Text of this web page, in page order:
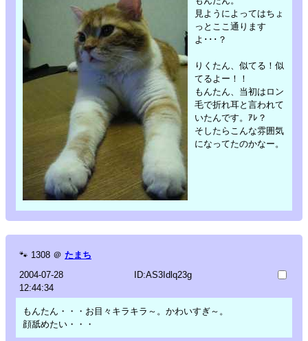
見ようによってはちょ
っとここ通ります
よ･･･？
りくたん、似てる！似
てるよー！！
もんたん、当初はロン
毛で折れ耳と言われて
いたんです。ｱﾚ？
そしたらこんな雰囲気
になってたのかなー。
🐾 1308 ＠ たまち
2004-07-28
12:44:34
ID:AS3Idlq23g
もんたん・・・お目々キラキラ～。かわいすぎ～。
顔舐めたい・・・